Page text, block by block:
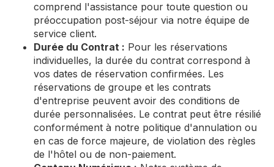
comprend l'assistance pour toute question ou
préoccupation post-séjour via notre équipe de
service client.
Durée du Contrat : Pour les réservations
individuelles, la durée du contrat correspond à
vos dates de réservation confirmées. Les
réservations de groupe et les contrats
d'entreprise peuvent avoir des conditions de
durée personnalisées. Le contrat peut être résilié
conformément à notre politique d'annulation ou
en cas de force majeure, de violation des règles
de l'hôtel ou de non-paiement.